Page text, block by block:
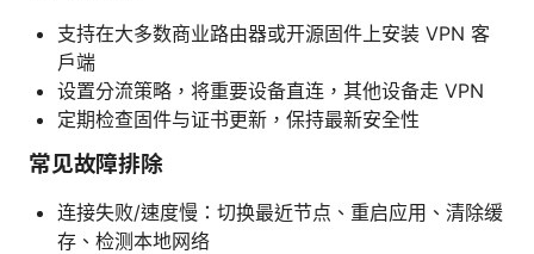
支持在大多数商业路由器或开源固件上安装 VPN 客
户端
设置分流策略，将重要设备直连，其他设备走 VPN
定期检查固件与证书更新，保持最新安全性
常见故障排除
连接失败/速度慢：切换最近节点、重启应用、清除缓
存、检测本地网络